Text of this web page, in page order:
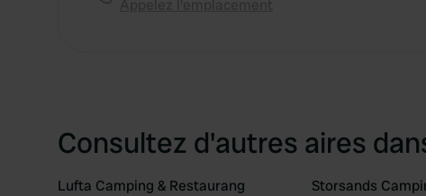
Consultez d'autres aires
Lufta Camping & Restaurang Storsands